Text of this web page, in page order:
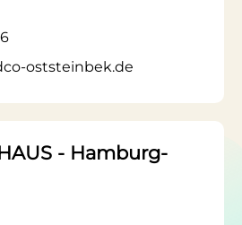
oststeinbek.de
- Hamburg-